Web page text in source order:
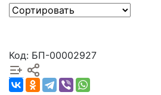
Код: БП-00002927